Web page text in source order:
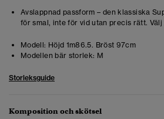
Avslappnad passform – den klassiska
för smal, inte för vid utan precis rätt.
Modell: Höjd 1m86.5. Bröst 97cm
Modellen bär storlek: M
Storleksguide
Komposition och skötsel